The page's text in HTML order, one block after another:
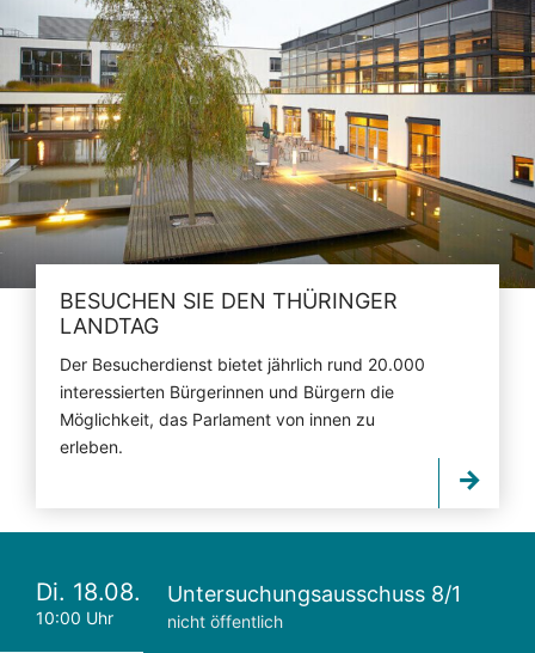
BESUCHEN SIE DEN THÜRINGER
LANDTAG
Der Besucherdienst bietet jährlich rund 20.000
interessierten Bürgerinnen und Bürgern die
Möglichkeit, das Parlament von innen zu
erleben.
Di. 18.08.
10:00 Uhr
Untersuchungsausschuss 8/1
nicht öffentlich